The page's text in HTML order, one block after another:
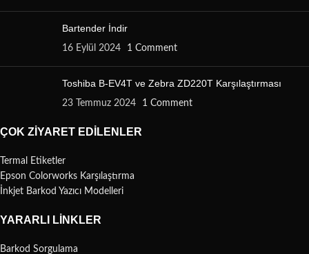
Bartender İndir
16 Eylül 2024 1 Comment
Toshiba B-EV4T ve Zebra ZD220T Karşılaştırması
23 Temmuz 2024 1 Comment
ÇOK ZIYARET EDILENLER
Termal Etiketler
Epson Colorworks Karşılaştırma
İnkjet Barkod Yazıcı Modelleri
YARARLI LINKLER
Barkod Sorgulama